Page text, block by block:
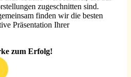
zugeschnitten sind.
finden wir die besten
Präsentation Ihrer
zum Erfolg!